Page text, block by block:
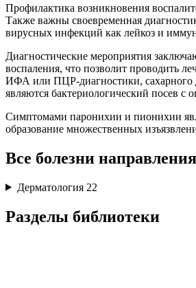
Профилактика возникновения
Также важны своевременная
вирусных инфекций как лейкоз и
Диагностические мероприятия
воспаления, что позволит проводить
ИФА или ПЦР-диагностики, сахарного
являются бактериологический посев с
Симптомами паронихии и пионихии
образование множественных
Все болезни направления
Дерматология 22
Разделы библиотеки